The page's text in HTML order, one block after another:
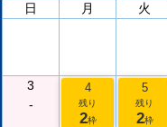
日
月 火
3
-
4
残り
2枠
5
残り
2枠